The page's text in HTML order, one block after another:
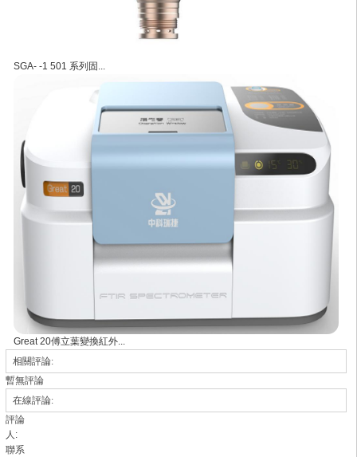
SGA- -1 501 系列固...
Great 20傅立葉變換紅外...
相關評論:
暫無評論
在線評論:
評論
人:
聯系